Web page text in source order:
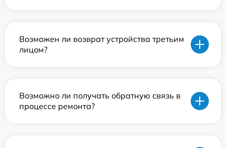
Возможен ли возврат устройства третьим
лицом?
Возможно ли получать обратную связь в
процессе ремонта?